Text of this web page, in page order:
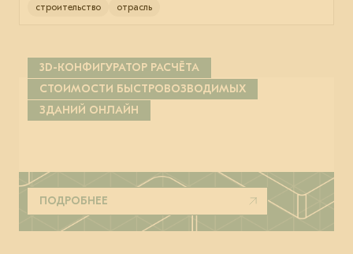
строительство отрасль
3D-КОНФИГУРАТОР РАСЧЁТА
СТОИМОСТИ БЫСТРОВОЗВОДИМЫХ
ЗДАНИЙ ОНЛАЙН
ПОДРОБНЕЕ